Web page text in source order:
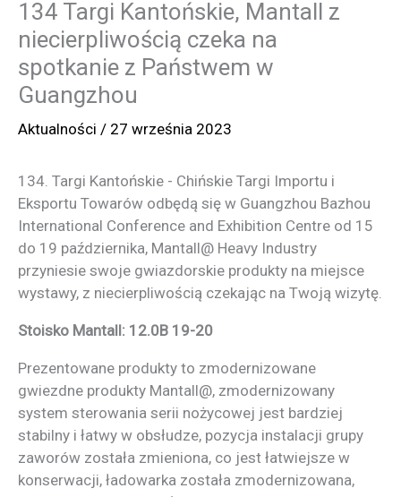
134 Targi Kantońskie, Mantall z
niecierpliwością czeka na
spotkanie z Państwem w
Guangzhou
Aktualności / 27 września 2023
134. Targi Kantońskie - Chińskie Targi Importu i
Eksportu Towarów odbędą się w Guangzhou Bazhou
International Conference and Exhibition Centre od 15
do 19 października, Mantall@ Heavy Industry
przyniesie swoje gwiazdorskie produkty na miejsce
wystawy, z niecierpliwością czekając na Twoją wizytę.
Stoisko Mantall: 12.0B 19-20
Prezentowane produkty to zmodernizowane
gwiezdne produkty Mantall@, zmodernizowany
system sterowania serii nożycowej jest bardziej
stabilny i łatwy w obsłudze, pozycja instalacji grupy
zaworów została zmieniona, co jest łatwiejsze w
konserwacji, ładowarka została zmodernizowana,